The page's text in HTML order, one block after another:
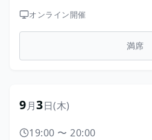
オンライン開催
満席
9月3日(木)
19:00 〜 20:00